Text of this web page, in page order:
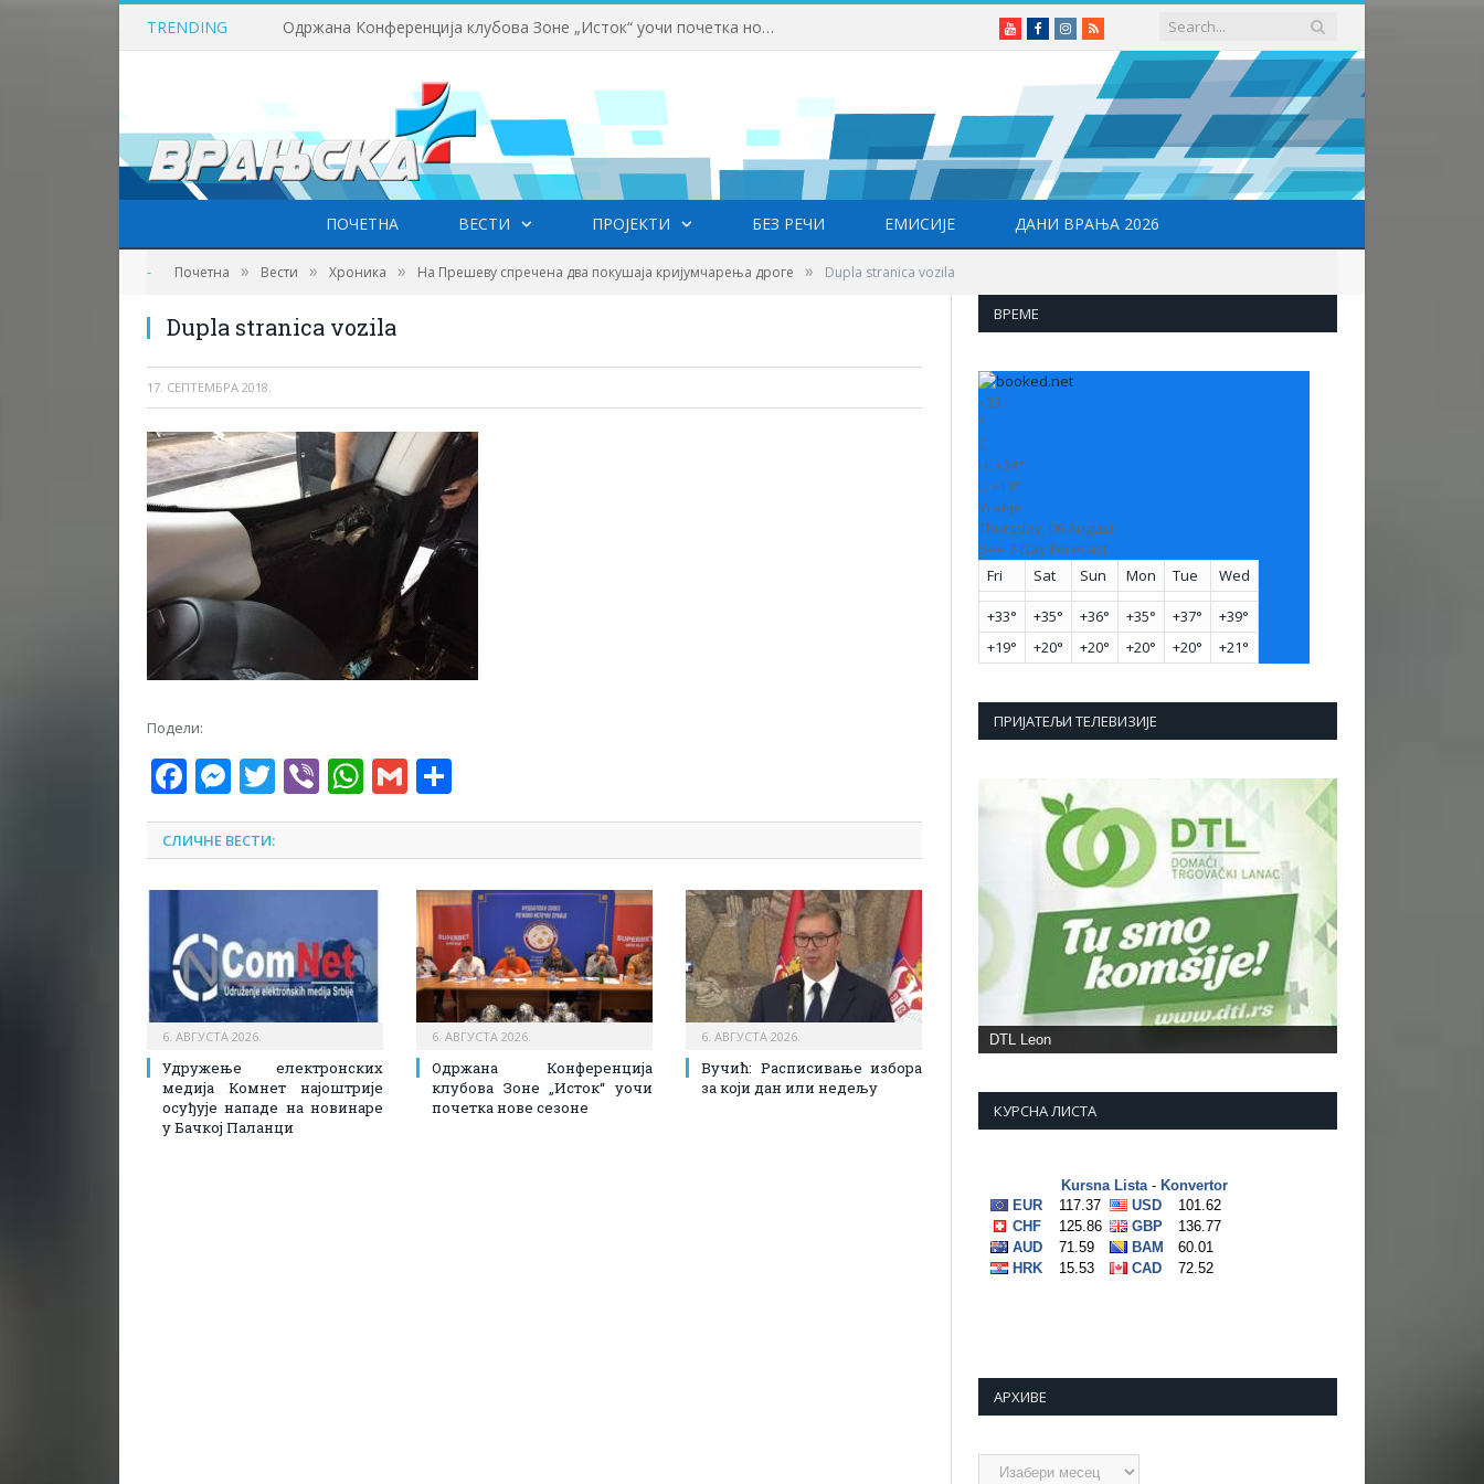
TRENDING Одржана Конференција клубова Зоне „Исток“ уочи почетка нове сезоне YoutubeFacebookInstagram
RSS
ПОЧЕТНА ВЕСТИ ПРОЈЕКТИ БЕЗ РЕЧИ ЕМИСИЈЕ ДАНИ ВРАЊА 2026
- Почетна » Вести » Хроника » На Прешеву спречена два покушаја кријумчарења дроге » Dupla stranica vozila
Dupla stranica vozila
17. СЕПТЕМБРА 2018.
Подели:
Facebook
Messenger
Twitter
ViberWhatsApp
Gmail
СЛИЧНЕ ВЕСТИ:
6. АВГУСТА 2026.
Удружење електронских
медија Комнет најоштрије
осуђује нападе на новинаре
у Бачкој Паланци
6. АВГУСТА 2026.
Одржана Конференција
клубова Зоне „Исток“ уочи
почетка нове сезоне
6. АВГУСТА 2026.
Вучић: Расписивање избора
за који дан или недељу
ВРЕМЕ
+33
°
C
H: +34°
L: +19°
Vranje
Thursday, 06 August
See 7-Day Forecast
Fri
Sat Sun Mon Tue Wed
+33° +35° +36° +35° +37° +39°
+19° +20° +20° +20° +20° +21°
ПРИЈАТЕЉИ ТЕЛЕВИЗИЈЕ
DTL Leon
КУРСНА ЛИСТА
АРХИВЕ
Архиве